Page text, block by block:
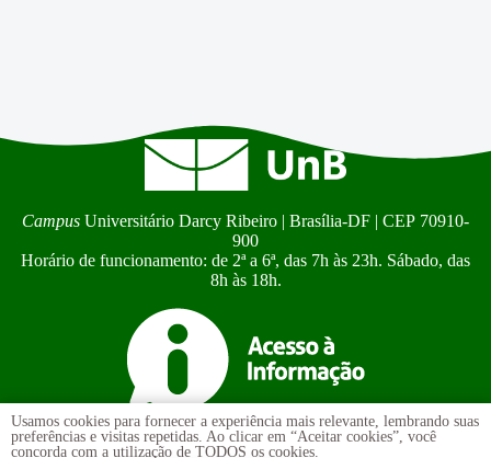
Campus Universitário Darcy Ribeiro | Brasília-DF | CEP 70910-
900
Horário de funcionamento: de 2ª a 6ª, das 7h às 23h. Sábado, das
8h às 18h.
Ouvidoria UnB
Usamos cookies para fornecer a experiência mais relevante, lembrando suas
preferências e visitas repetidas. Ao clicar em “Aceitar cookies”, você
concorda com a utilização de TODOS os cookies.